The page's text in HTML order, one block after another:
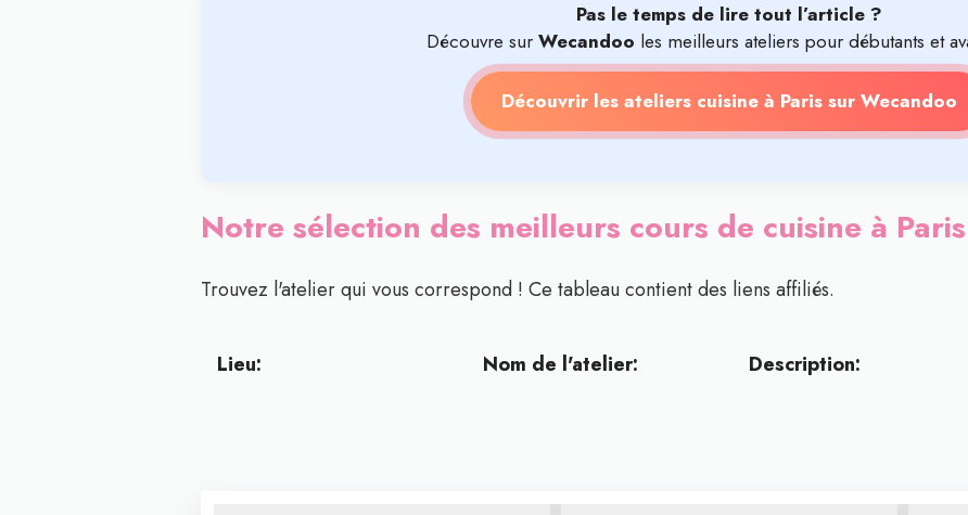
Pas le temps de lire tout l’article ?
Découvre sur Wecandoo les meilleurs ateliers pour débutants et
Découvrir les ateliers cuisine à Paris sur Wecandoo
Notre sélection des meilleurs cours de cuisine à
Trouvez l'atelier qui vous correspond ! Ce tableau contient des liens affiliés.
Lieu: Nom de l'atelier: Description: